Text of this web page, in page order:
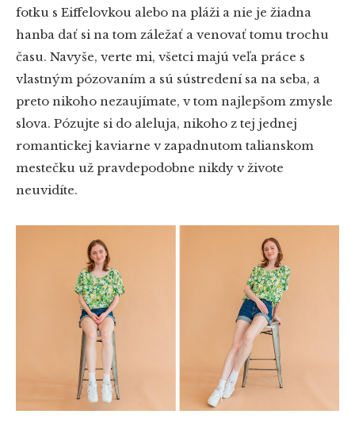
fotku s Eiffelovkou alebo na pláži a nie je žiadna
hanba dať si na tom záležať a venovať tomu trochu
času. Navyše, verte mi, všetci majú veľa práce s
vlastným pózovaním a sú sústredení sa na seba, a
preto nikoho nezaujímate, v tom najlepšom zmysle
slova. Pózujte si do aleluja, nikoho z tej jednej
romantickej kaviarne v zapadnutom talianskom
mestečku už pravdepodobne nikdy v živote
neuvidíte.